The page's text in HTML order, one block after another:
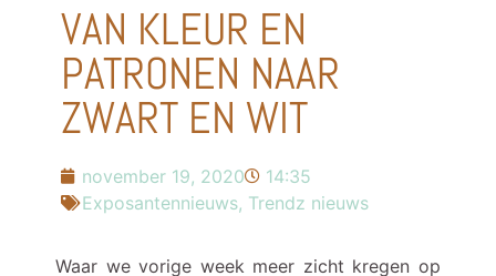
VAN KLEUR EN
PATRONEN NAAR
ZWART EN WIT
november 19, 2020
14:35
Exposantennieuws, Trendz nieuws
Waar we vorige week meer zicht kregen op